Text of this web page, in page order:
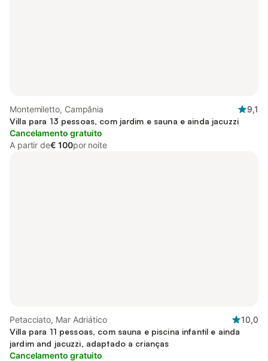
Montemiletto, Campânia
9,1
Villa para 13 pessoas, com jardim e sauna e ainda jacuzzi
Cancelamento gratuito
A partir de€ 100por noite
Petacciato, Mar Adriático
10,0
Villa para 11 pessoas, com sauna e piscina infantil e ainda
jardim and jacuzzi, adaptado a crianças
Cancelamento gratuito